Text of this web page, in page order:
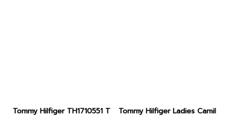
Tommy Hilfiger TH1710551 TH85 Automatic Men Watch
Tommy Hilfiger Ladies Camille